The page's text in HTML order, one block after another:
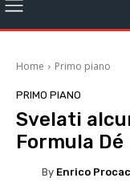
Home Primo piano
PRIMO PIANO
Svelati
Formula Dé
By Enrico